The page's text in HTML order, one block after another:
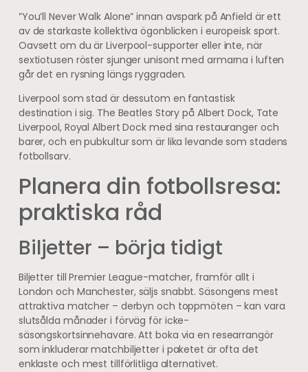
”You’ll Never Walk Alone” innan avspark på Anfield är ett
av de starkaste kollektiva ögonblicken i europeisk sport.
Oavsett om du är Liverpool-supporter eller inte, när
sextiotusen röster sjunger unisont med armarna i luften
går det en rysning längs ryggraden.
Liverpool som stad är dessutom en fantastisk
destination i sig. The Beatles Story på Albert Dock, Tate
Liverpool, Royal Albert Dock med sina restauranger och
barer, och en pubkultur som är lika levande som stadens
fotbollsarv.
Planera din fotbollsresa:
praktiska råd
Biljetter – börja tidigt
Biljetter till Premier League-matcher, framför allt i
London och Manchester, säljs snabbt. Säsongens mest
attraktiva matcher – derbyn och toppmöten – kan vara
slutsålda månader i förväg för icke-
säsongskortsinnehavare. Att boka via en researrangör
som inkluderar matchbiljetter i paketet är ofta det
enklaste och mest tillförlitliga alternativet.